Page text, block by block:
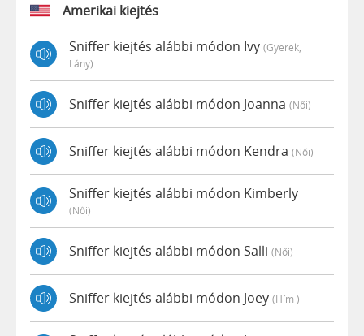
Amerikai kiejtés
Sniffer kiejtés alábbi módon Ivy (gyerek,
Lány)
Sniffer kiejtés alábbi módon Joanna (női)
Sniffer kiejtés alábbi módon Kendra (női)
Sniffer kiejtés alábbi módon Kimberly
(női)
Sniffer kiejtés alábbi módon Salli (női)
Sniffer kiejtés alábbi módon Joey (hím )